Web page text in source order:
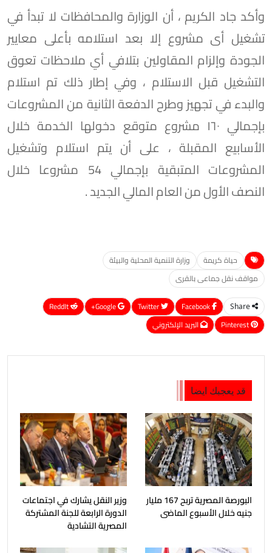
وأكد جاد الكريم ، أن الوزارة والمحافظات لا تبدأ في
تشغيل أى مشروع إلا بعد استلامه بأعلى معايير
الجودة وإلزام المقاولين بتلافي أي ملاحظات تعوق
التشغيل قبل الاستلام ، وفي إطار ذلك تم استلام
والبدء في تجهيز وطرح الدفعة الثانية من المشروعات
بإجمالي ١٦٠ مشروع متوقع دخولها الخدمة خلال
الأسابيع المقبلة ، على أن يتم استلام وتشغيل
المشروعات المتبقية بإجمالي 54 مشروعا خلال
النصف الأول من العام المالي الجديد .
حياة كريمة
وزارة التنمية المحلية والبيئة
مواقف نقل جماعى بالقرى
Share
Google+
ReddIt
Pinterest
البريد الإلكتروني
قد يعجبك ايضا
البورصة المصرية تربح 167 مليار
جنيه خلال الأسبوع الماضى
وزير النقل يشارك في اجتماعات
الدورة الرابعة للجنة المشتركة
المصرية التشادية